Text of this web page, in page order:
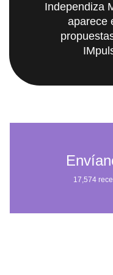
Independiza
aparece